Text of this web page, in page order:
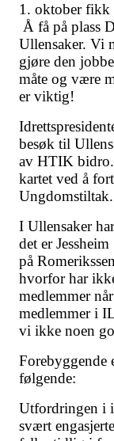
1. oktober fikk
Å få på plass
Ullensaker. Vi
gjøre den
måte og være
er viktig!
besøk til
av HTIK bidro.
kartet ved å
Ungdomstiltak.
I Ullensaker
det er
på
hvorfor har
medlemmer
medlemmer i
vi ikke noen
Forebyggende
følgende:
Utfordringen i
svært